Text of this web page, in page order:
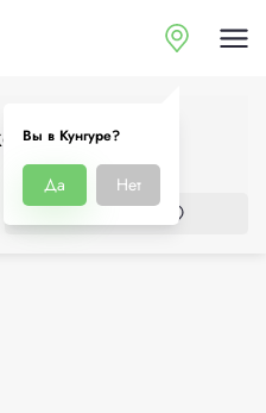
Вы в Кунгуре?
Да Нет
в
Все приёмки